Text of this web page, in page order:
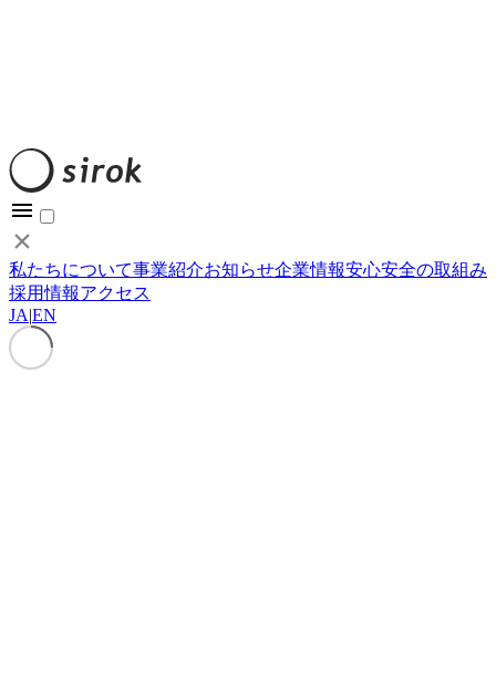
私たちについて事業紹介お知らせ企業情報安心安全の取組み
採用情報アクセス
JA|EN